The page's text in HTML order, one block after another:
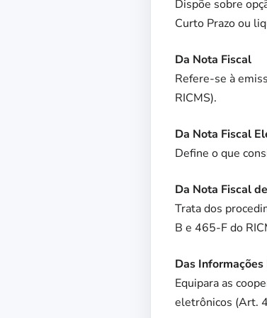
Dispõe sobre
Curto Prazo ou
Da Nota Fiscal
Refere-se à
RICMS).
Da Nota Fiscal
Define o que
Da Nota Fiscal
Trata dos
B e 465-F do
Das
Equipara as
eletrônicos (Art.